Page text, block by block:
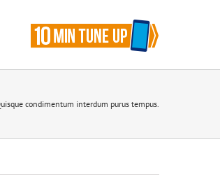
condimentum interdum purus tempus.